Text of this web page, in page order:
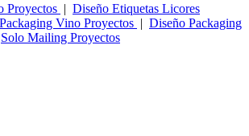
Proyectos | Diseño Etiquetas Licores
Vino Proyectos | Diseño Packaging
Solo Mailing Proyectos